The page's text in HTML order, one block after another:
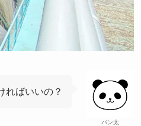
パン太
ればいいの？